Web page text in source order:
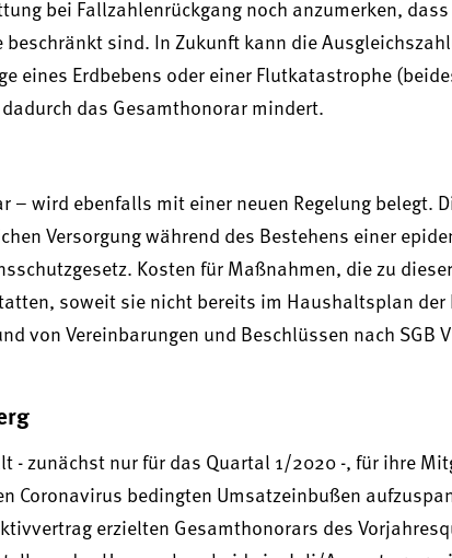
bei Fallzahlenrückgang noch anzumerken,
beschränkt sind. In Zukunft kann die
eines Erdbebens oder einer Flutkatastrophe
das Gesamthonorar mindert.
– wird ebenfalls mit einer neuen Regelung belegt.
Versorgung während des Bestehens einer
Kosten für Maßnahmen, die zu
soweit sie nicht bereits im Haushaltsplan der
von Vereinbarungen und Beschlüssen nach SGB
- zunächst nur für das Quartal 1/2020 -, für ihre
Coronavirus bedingten Umsatzeinbußen
erzielten Gesamthonorars des